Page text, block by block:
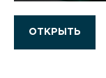
ОТКРЫТЬ